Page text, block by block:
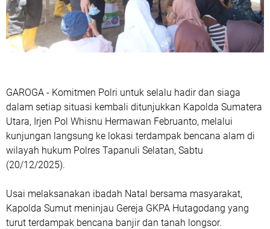
GAROGA - Komitmen Polri untuk selalu hadir dan siaga
dalam setiap situasi kembali ditunjukkan Kapolda Sumatera
Utara, Irjen Pol Whisnu Hermawan Februanto, melalui
kunjungan langsung ke lokasi terdampak bencana alam di
wilayah hukum Polres Tapanuli Selatan, Sabtu
(20/12/2025).
Usai melaksanakan ibadah Natal bersama masyarakat,
Kapolda Sumut meninjau Gereja GKPA Hutagodang yang
turut terdampak bencana banjir dan tanah longsor.